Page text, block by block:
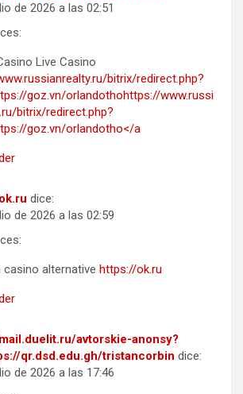
de 2026 a las 02:51
Live Casino
bitrix/redirect.php?
goz.vn/orlandothohttps://www.russi
bitrix/redirect.php?
goz.vn/orlandotho</a
dice:
de 2026 a las 02:59
casino alternative https://ok.ru
avtorskie-anonsy?
qr.dsd.edu.gh/tristancorbin dice:
de 2026 a las 17:46